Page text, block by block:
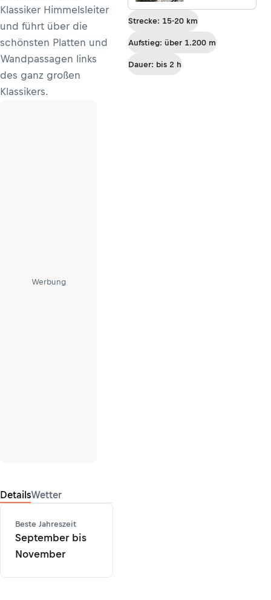
Klassiker Himmelsleiter
und führt über die
schönsten Platten und
Wandpassagen links
des ganz großen
Klassikers.
Werbung
DetailsWetter
Beste Jahreszeit
September bis
November
Cadingruppe)
Strecke: 15-20 km
Aufstieg: über 1.200 m
Dauer: bis 2 h